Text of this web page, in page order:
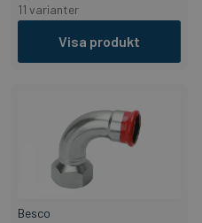
11 varianter
Visa produkt
Besco